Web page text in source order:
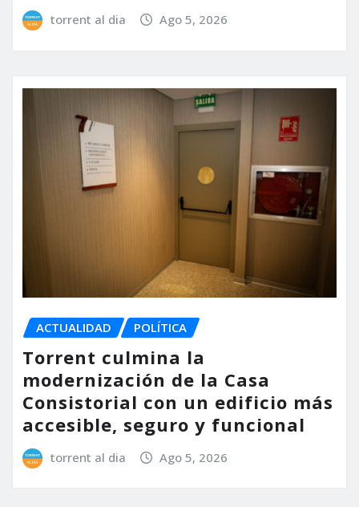
torrent al dia Ago 5, 2026
ACTUALIDAD POLÍTICA
Torrent culmina la
modernización de la Casa
Consistorial con un edificio más
accesible, seguro y funcional
torrent al dia Ago 5, 2026